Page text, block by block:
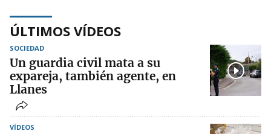
ÚLTIMOS VÍDEOS
SOCIEDAD
Un guardia civil mata a su
expareja, también agente, en
Llanes
VÍDEOS